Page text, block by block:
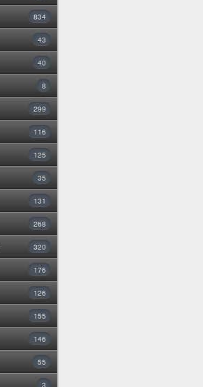
834
43
40
8
299
116
125
35
131
268
320
176
126
155
146
55
3